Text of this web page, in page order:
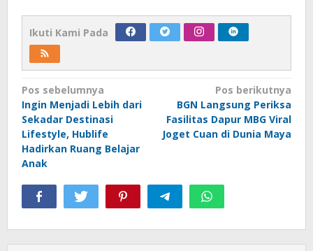
Ikuti Kami Pada
Navigasi
pos
Pos sebelumnya
Ingin Menjadi Lebih dari
Sekadar Destinasi
Lifestyle, Hublife
Hadirkan Ruang Belajar
Anak
Pos berikutnya
BGN Langsung Periksa
Fasilitas Dapur MBG Viral
Joget Cuan di Dunia Maya